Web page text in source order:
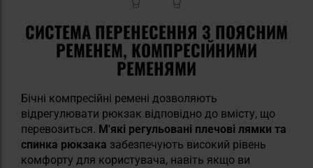
СИСТЕМА ПЕРЕНЕСЕННЯ З ПОЯСНИМ
РЕМЕНЕМ, КОМПРЕСІЙНИМИ
РЕМЕНЯМИ
Бічні компресійні ремені дозволяють
відрегулювати рюкзак відповідно до вмісту, що
перевозиться. М'які регульовані плечові лямки та
спинка рюкзака забезпечують високий рівень
комфорту для користувача, навіть якщо ви